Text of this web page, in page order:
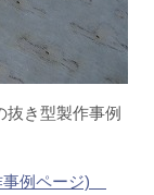
抜き型製作事例
事例ページ)